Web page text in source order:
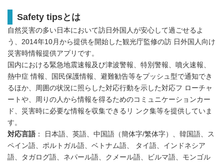
Safety tipsとは
自然災害の多い日本において訪日外国人が安心して過ごせるよ
う、2014年10月から提供を開始した観光庁監修の訪 日外国人向け
災害時情報提供アプリです。
国内における緊急地震速報及び津波警報、特別警報、噴火速報、
熱中症 情報、国民保護情報、避難勧告等をプッシュ型で通知でき
るほか、周囲の状況に照らした対応行動を示した対応フ ローチャ
ートや、周りの人から情報を得るためのコミュニケーションカー
ド、災害時に必要な情報を収集できるリ ンク集等を提供していま
す。
対応言語 ： 日本語、英語、中国語（簡体字/繁体字）、韓国語、ス
ペイン語、ポルトガル語、ベトナム語、 タイ語、インドネシア
語、タガログ語、ネパール語、クメール語、ビルマ語、モンゴル